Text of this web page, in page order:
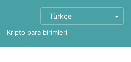
Türkçe
Kripto para birimleri